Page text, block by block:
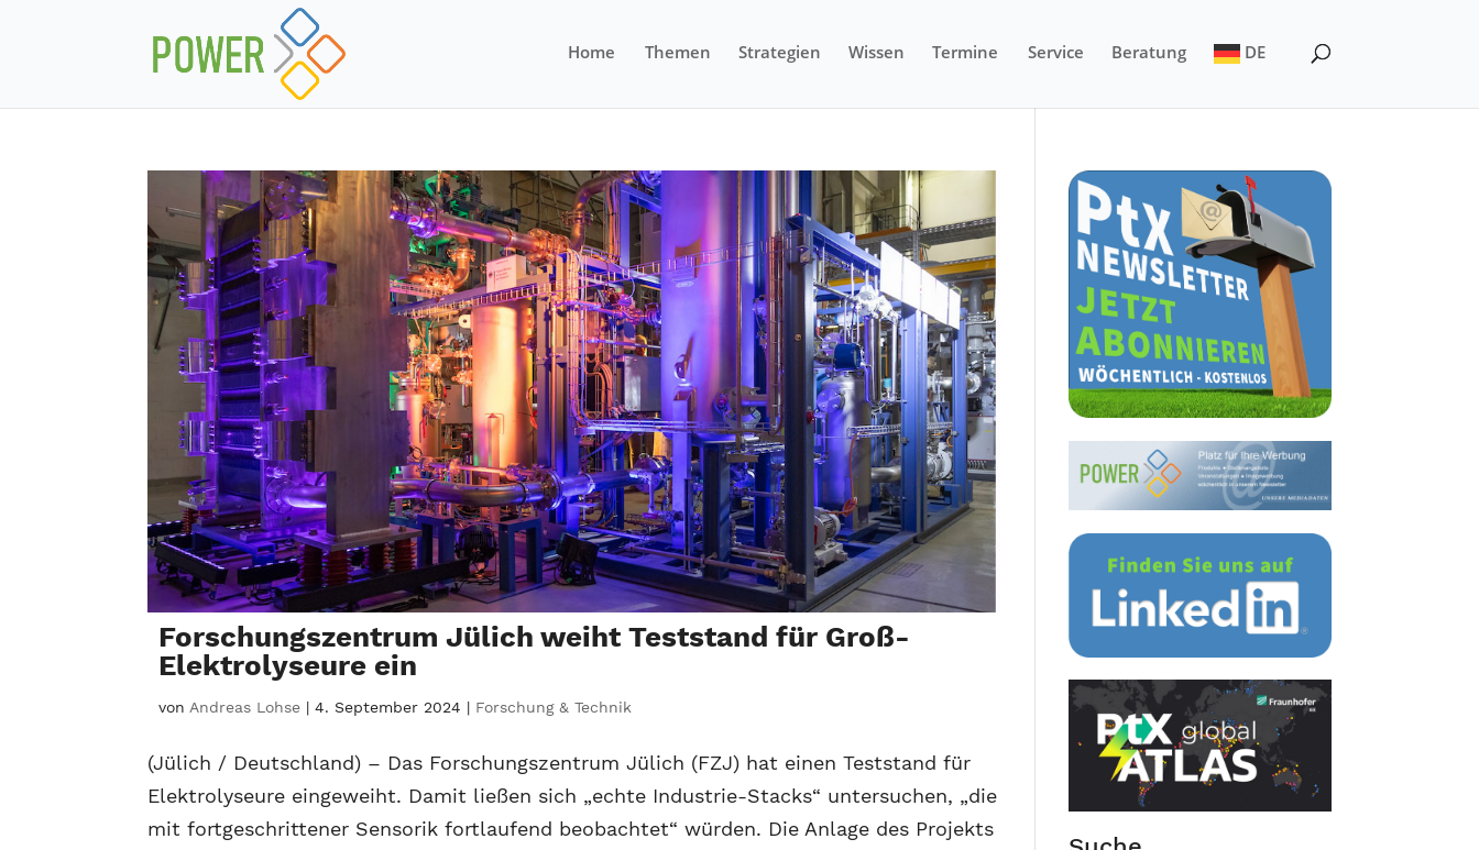
Home Themen Strategien Wissen Termine Service Beratung DE
Forschungszentrum Jülich weiht Teststand für Groß-
Elektrolyseure ein
vonAndreas Lohse |4. September 2024 | Forschung & Technik
(Jülich / Deutschland) – Das Forschungszentrum Jülich (FZJ) hat einen Teststand für
Elektrolyseure eingeweiht. Damit ließen sich „echte Industrie-Stacks“ untersuchen, „die
mit fortgeschrittener Sensorik fortlaufend beobachtet“ würden. Die Anlage des Projekts